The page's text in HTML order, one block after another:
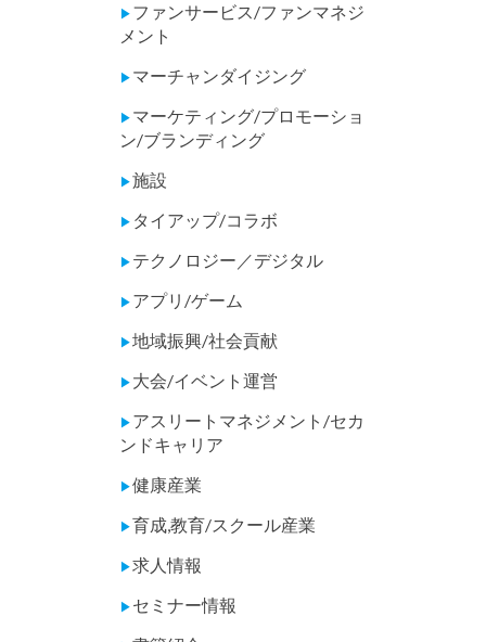
▶ ファンサービス/ファンマネジ
メント
▶ マーチャンダイジング
▶ マーケティング/プロモーショ
ン/ブランディング
▶施設
▶ タイアップ/コラボ
▶ テクノロジー／デジタル
▶ アプリ/ゲーム
▶地域振興/社会貢献
▶ 大会/イベント運営
▶ アスリートマネジメント/セカ
ンドキャリア
▶健康産業
▶育成,教育/スクール産業
▶求人情報
▶ セミナー情報